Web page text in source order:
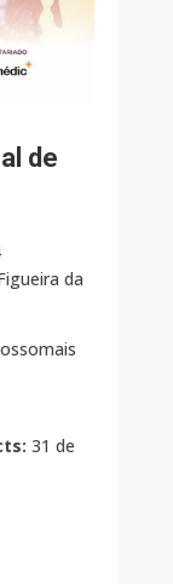
de
da
31 de